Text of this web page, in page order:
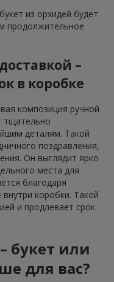
из орхидей будет
продолжительное
–
в коробке
композиция ручной
тщательно
деталям. Такой
поздравления,
Он выглядит ярко
места для
благодаря
коробки. Такой
и продлевает срок
букет или
для вас?